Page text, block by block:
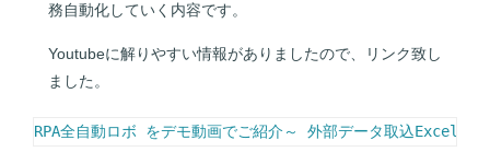
務自動化していく内容です。
Youtubeに解りやすい情報がありましたので、リンク致し
ました。
RPA全自動ロボ をデモ動画でご紹介～ 外部データ取込Excel編